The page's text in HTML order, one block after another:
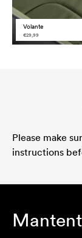
Volante
€29,99
Please make
instructions